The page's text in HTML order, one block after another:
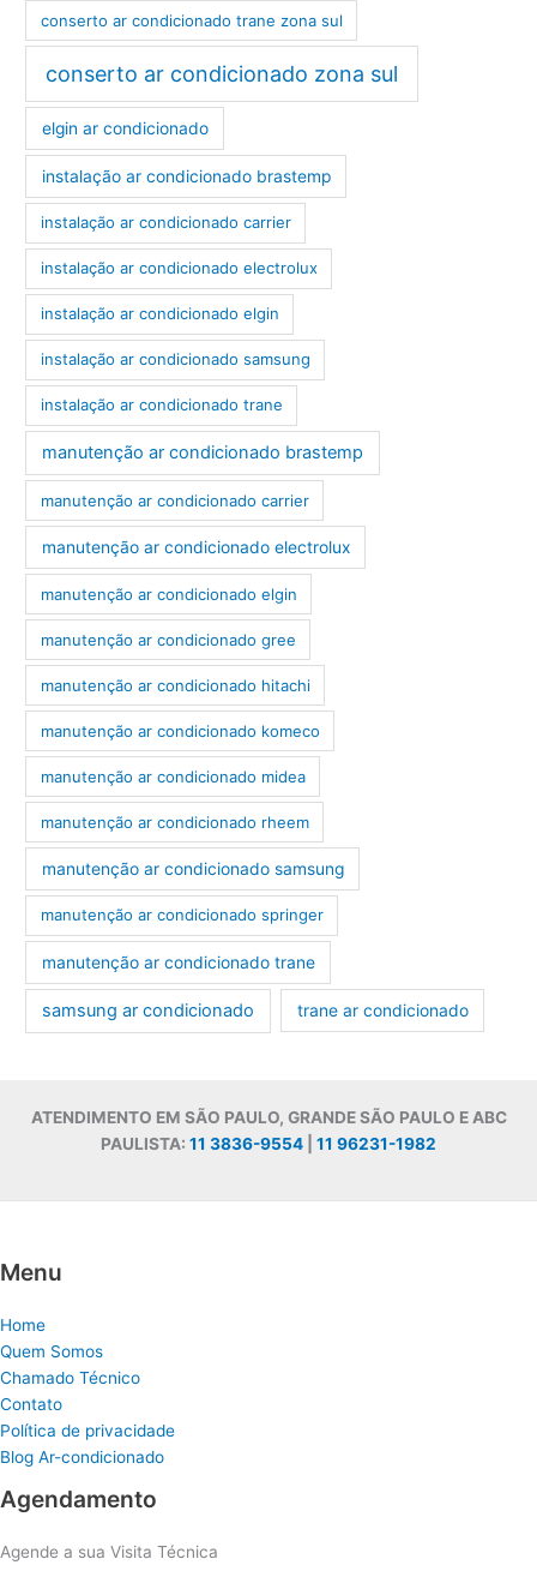
conserto ar condicionado trane zona sul
conserto ar condicionado zona sul
elgin ar condicionado
instalação ar condicionado brastemp
instalação ar condicionado carrier
instalação ar condicionado electrolux
instalação ar condicionado elgin
instalação ar condicionado samsung
instalação ar condicionado trane
manutenção ar condicionado brastemp
manutenção ar condicionado carrier
manutenção ar condicionado electrolux
manutenção ar condicionado elgin
manutenção ar condicionado gree
manutenção ar condicionado hitachi
manutenção ar condicionado komeco
manutenção ar condicionado midea
manutenção ar condicionado rheem
manutenção ar condicionado samsung
manutenção ar condicionado springer
manutenção ar condicionado trane
samsung ar condicionado trane ar condicionado
ATENDIMENTO EM SÃO PAULO, GRANDE SÃO PAULO E ABC
PAULISTA: 11 3836-9554 11 96231-1982
Menu
Home
Quem Somos
Chamado Técnico
Contato
Política de privacidade
Blog Ar-condicionado
Agendamento
Agende a sua Visita Técnica